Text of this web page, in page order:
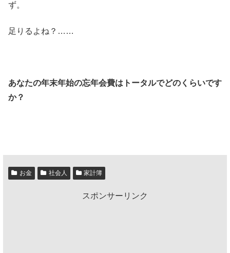
ず。
足りるよね？……
あなたの年末年始の忘年会費はトータルでどのくらいです
か？
お金 社会人 家計簿
スポンサーリンク